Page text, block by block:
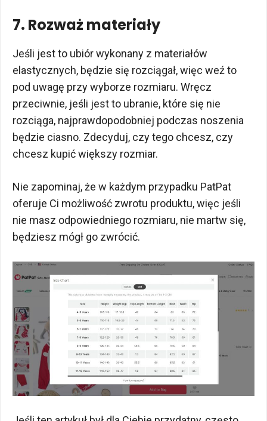
7. Rozważ materiały
Jeśli jest to ubiór wykonany z materiałów
elastycznych, będzie się rozciągał, więc weź to
pod uwagę przy wyborze rozmiaru. Wręcz
przeciwnie, jeśli jest to ubranie, które się nie
rozciąga, najprawdopodobniej podczas noszenia
będzie ciasno. Zdecyduj, czy tego chcesz, czy
chcesz kupić większy rozmiar.
Nie zapominaj, że w każdym przypadku PatPat
oferuje Ci możliwość zwrotu produktu, więc jeśli
nie masz odpowiedniego rozmiaru, nie martw się,
będziesz mógł go zwrócić.